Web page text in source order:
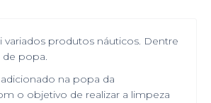
variados produtos náuticos. Dentre
de popa.
na popa da
o objetivo de realizar a limpeza